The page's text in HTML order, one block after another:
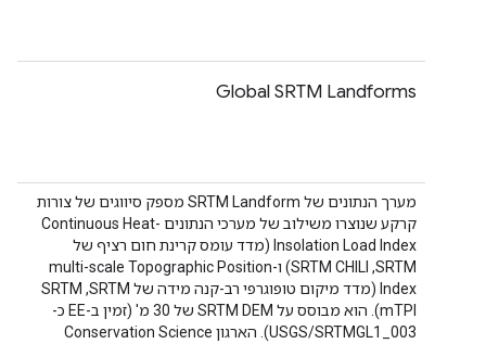
Global SRTM Landforms
מערך הנתונים של SRTM Landform מספק סיווגים של צורות
קרקע שנוצרו משילוב של מערכי הנתונים Continuous Heat-
Insolation Load Index (מדד עומס קרינת חום רציף של
SRTM‏, SRTM CHILI) ו-multi-scale Topographic Position
Index (מדד מיקום טופוגרפי רב-קנה מידה של SRTM‏, SRTM
mTPI). הוא מבוסס על SRTM DEM של 30 מ' (זמין ב-EE כ-
USGS/SRTMGL1_003). הארגון Conservation Science